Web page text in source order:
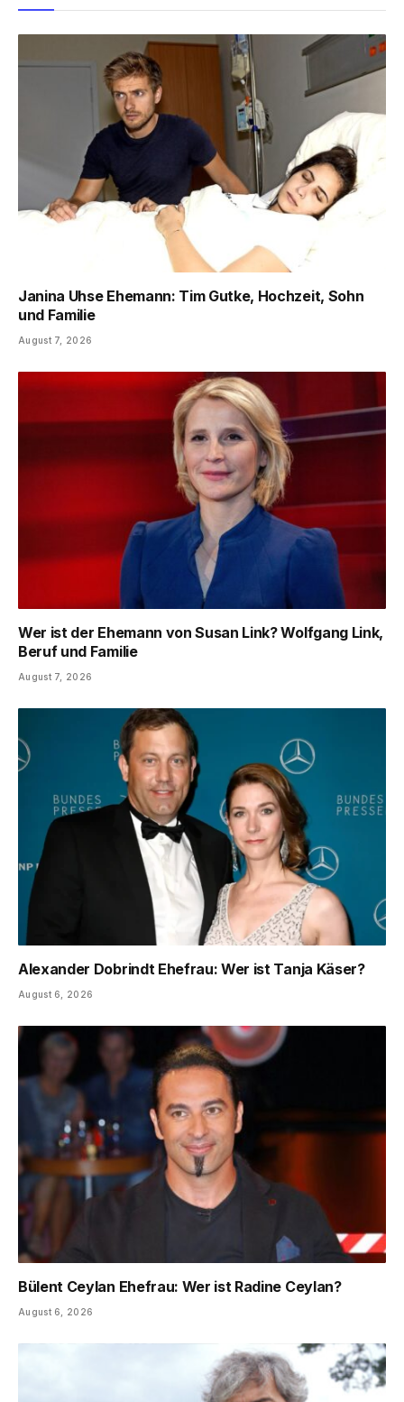
Janina Uhse Ehemann: Tim Gutke, Hochzeit, Sohn
und Familie
August 7, 2026
Wer ist der Ehemann von Susan Link? Wolfgang Link,
Beruf und Familie
August 7, 2026
Alexander Dobrindt Ehefrau: Wer ist Tanja Käser?
August 6, 2026
Bülent Ceylan Ehefrau: Wer ist Radine Ceylan?
August 6, 2026